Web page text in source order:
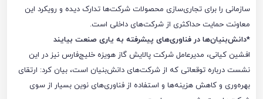
سازمانی را برای تجاری‌سازی محصولات شرکت‌ها تدارک دیده و رویکرد این
معاونت حمایت حداکثری از شرکت‌های داخلی است.
*دانش‌بنیان‌ها در فناوری‌های پیشرفته به یاری صنعت بیایند
افشین کیانی، مدیرعامل شرکت پالایش گاز هویزه خلیج‌فارس نیز در این
نشست درباره توقعاتی که از شرکت‌های دانش‌بنیان است، بیان کرد: ارتقای
بهره‌وری و کاهش هزینه‌ها و استفاده از فناوری‌های نوین بسیار از سوی